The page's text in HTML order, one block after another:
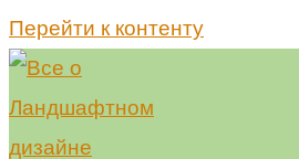
Перейти к контенту